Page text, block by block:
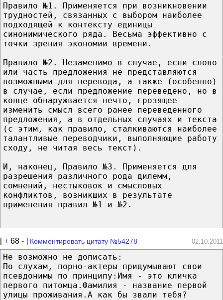
Правило №1. Применяется при возникновении
трудностей, связанных с выбором наиболее
подходящей к контексту единицы
синонимического ряда. Весьма эффективно с
точки зрения экономии времени.
Правило №2. Незаменимо в случае, если слово
или часть предложения не представляются
возможными для перевода, а также (особенно)
в случае, если предложение переведено, но в
конце обнаружвается нечто, грозящее
изменить смысл всего ранее переведенного
предложения, а в отдельных случаях и текста
(с этим, как правило, сталкиваются наиболее
талантливые переводчики, выполняющие работу
сходу, не читая весь текст).
И, наконец, Правило №3. Применяется для
разрешения различного рода дилемм,
сомнений, нестыковок и смысловых
конфликтов, возникших в результате
применения правил №1 и №2.
[+ 68 - ] Комментировать цитату №54278 02.10.2011
Не возможно не дописать:
По слухам, поpно-актеры придумывают свои
псевдонимы по принципу:Имя - это кличка
первого питомца.Фамилия - название первой
улицы проживания.А как бы звали тебя?